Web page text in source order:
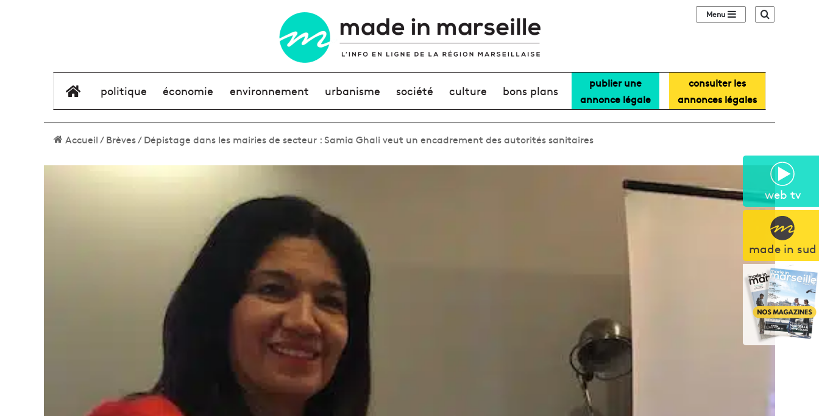
web tv
made in sud
Sidebar (barre
élément de menu
politique économie environnement urbanisme société culture bons plans
publier une
annonce légale
consulter les
annonces légales
Accueil/Brèves/Dépistage dans les mairies de secteur : Samia Ghali veut un encadrement des autorités sanitaires